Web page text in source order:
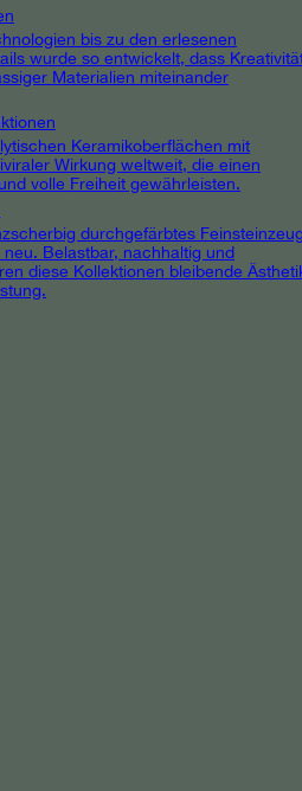
bis zu den erlesenen
wurde so entwickelt, dass
Materialien miteinander
Keramikoberflächen mit
Wirkung weltweit, die einen
volle Freiheit gewährleisten.
durchgefärbtes
neu. Belastbar, nachhaltig und
diese Kollektionen bleibende